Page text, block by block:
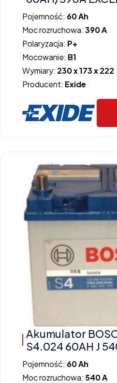
Pojemność: 60 Ah
Moc rozruchowa: 390 A
Polaryzacja: P+
Mocowanie: B1
Wymiary: 230 x 173 x 222
Producent: Exide
Akumulator
S4.024 60AH J
Pojemność: 60 Ah
Moc rozruchowa: 540 A